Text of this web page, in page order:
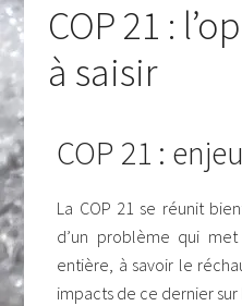
COP 21 :
à saisir
COP 21 :
La COP 21 se réunit
d’un problème qui
entière, à savoir le
impacts de ce dernier sur